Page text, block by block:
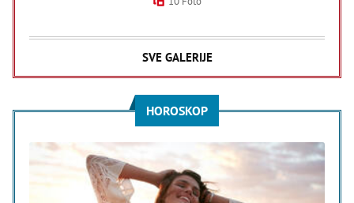
SVE GALERIJE
HOROSKOP